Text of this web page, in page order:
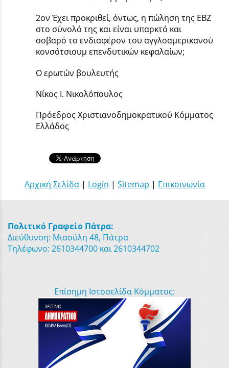
2ον Έχει προκριθεί, όντως, η πώληση της ΕΒΖ
στο σύνολό της και είναι υπαρκτό και
σοβαρό το ενδιαφέρον του αγγλοαμερικανού
κονσότσιουμ επενδυτικών κεφαλαίων;
Ο ερωτών βουλευτής
Νίκος Ι. Νικολόπουλος
Πρόεδρος Χριστιανοδημοκρατικού Κόμματος
Ελλάδος
Αρχική Σελίδα| Login | Sitemap | Επικοινωνία
Πολιτικό Γραφείο Πάτρα:
Διεύθυνση: Μιαούλη 48, Πάτρα
Τηλέφωνο: 2610344700 και 2610344702
Επίσημη Ιστοσελίδα Κόμματος: